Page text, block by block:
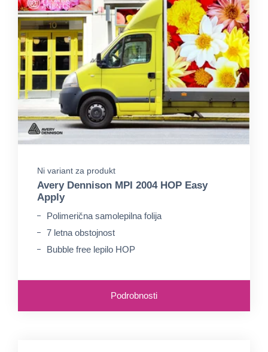
Ni variant za produkt
Avery Dennison MPI 2004 HOP Easy
Apply
Polimerična samolepilna folija
7 letna obstojnost
Bubble free lepilo HOP
Podrobnosti